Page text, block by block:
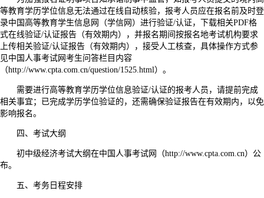
等教育学历学位信息无法通过在线自动核验，报考人员应在报名前及时登
录中国高等教育学生信息网（学信网）进行验证/认证，下载相关PDF格
式在线验证/认证报告（有效期内），并报名期间按报名地考试机构要求
上传相关验证/认证报告（有效期内），接受人工核查，具体操作方式参
见中国人事考试网考生问答栏目内容
（http://www.cpta.com.cn/question/1525.html）。
需要进行高等教育学历学位信息验证/认证的报考人员，请提前完成
相关事宜；已完成学历学位验证的，还需确保验证报告在有效期内，以免
影响报名。
四、考试大纲
初中级经济考试大纲在中国人事考试网（http://www.cpta.com.cn）公
布。
五、考务日程安排